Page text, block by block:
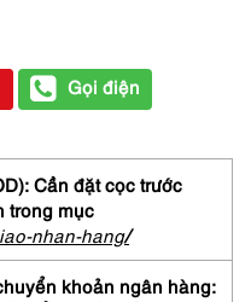
Gọi điện
Cần đặt cọc trước
trong mục
nhan-hang/
khoản ngân hàng: